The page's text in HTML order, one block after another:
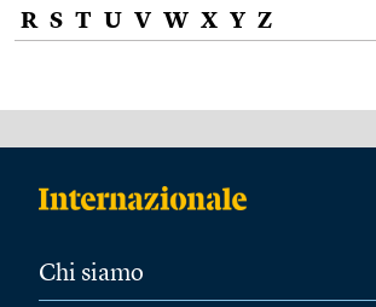
R S T U V W X Y Z
Chi siamo